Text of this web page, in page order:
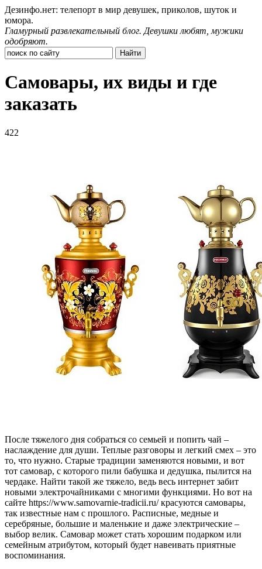
Дезинфо.нет: телепорт в мир девушек, приколов, шуток и
юмора.
Гламурный развлекательный блог. Девушки любят, мужики
одобряют.
Самовары, их виды и где
заказать
422
После тяжелого дня собраться со семьей и попить чай –
наслаждение для души. Теплые разговоры и легкий смех – это
то, что нужно. Старые традиции заменяются новыми, и вот
тот самовар, с которого пили бабушка и дедушка, пылится на
чердаке. Найти такой же тяжело, ведь весь интернет забит
новыми электрочайниками с многими функциями. Но вот на
сайте https://www.samovarnie-tradicii.ru/ красуются самовары,
так известные нам с прошлого. Расписные, медные и
серебряные, большие и маленькие и даже электрические –
выбор велик. Самовар может стать хорошим подарком или
семейным атрибутом, который будет навеивать приятные
воспоминания.